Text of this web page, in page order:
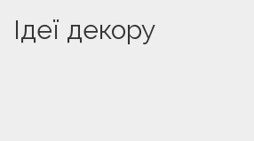
Ідеї декору